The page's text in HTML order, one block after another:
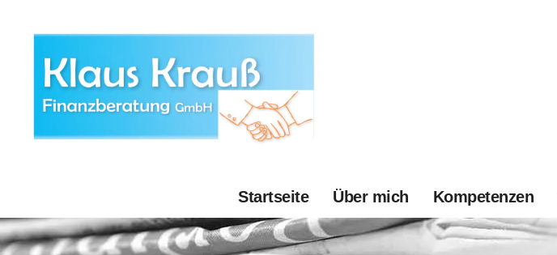
Startseite Über mich Kompetenzen